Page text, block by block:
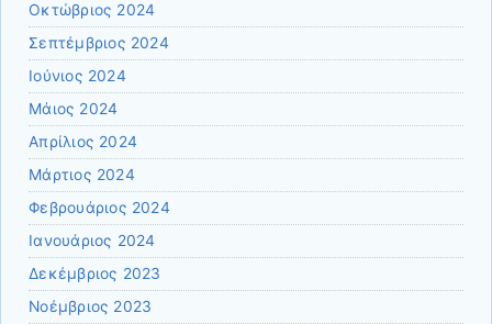
Οκτώβριος 2024
Σεπτέμβριος 2024
Ιούνιος 2024
Μάιος 2024
Απρίλιος 2024
Μάρτιος 2024
Φεβρουάριος 2024
Ιανουάριος 2024
Δεκέμβριος 2023
Νοέμβριος 2023